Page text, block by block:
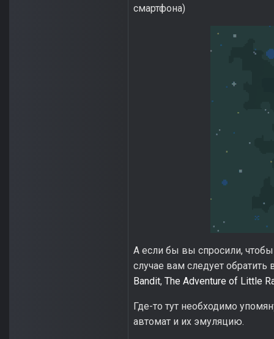
смартфона)
А если бы вы спросили,
случае вам следует
Bandit, The Adventure of Little
Где-то тут необходимо
автомат и их эмуляцию.